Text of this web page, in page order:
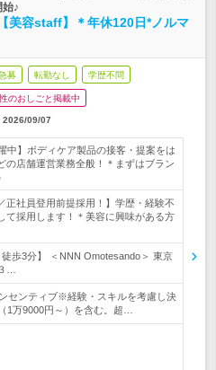
♪
美容staff】＊年休120日*ノルマ
募 転勤なし 学歴不問
のおしごと掲載中
2026/09/07
中】ボディケア製品の接客・提案をは
の店舗運営業務全般！＊まずはブラン
正社員登用前提採用！】学歴・経験不
採用します！＊美容に興味がある方
徒歩3分】 ＜NNN Omotesando＞ 東京
…
センティブ※経験・スキルを考慮し決
1万9000円～）を含む。超…